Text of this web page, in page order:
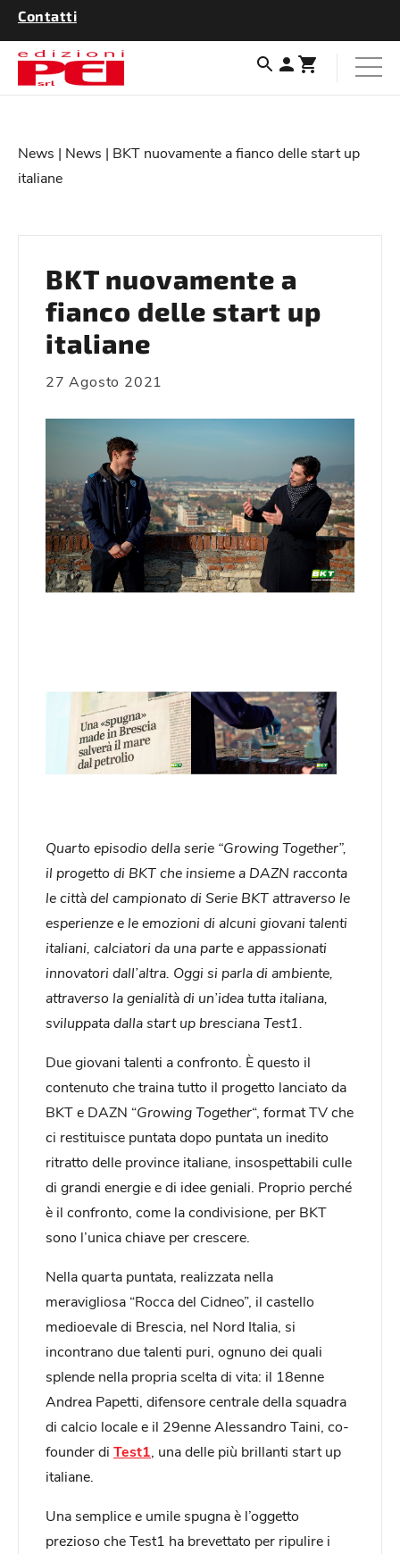
Contatti
News | News | BKT nuovamente a fianco delle start up
italiane
BKT nuovamente a
fianco delle start up
italiane
27 Agosto 2021
Quarto episodio della serie “Growing Together”,
il progetto di BKT che insieme a DAZN racconta
le città del campionato di Serie BKT attraverso le
esperienze e le emozioni di alcuni giovani talenti
italiani, calciatori da una parte e appassionati
innovatori dall’altra. Oggi si parla di ambiente,
attraverso la genialità di un’idea tutta italiana,
sviluppata dalla start up bresciana Test1.
Due giovani talenti a confronto. È questo il
contenuto che traina tutto il progetto lanciato da
BKT e DAZN “Growing Together“, format TV che
ci restituisce puntata dopo puntata un inedito
ritratto delle province italiane, insospettabili culle
di grandi energie e di idee geniali. Proprio perché
è il confronto, come la condivisione, per BKT
sono l’unica chiave per crescere.
Nella quarta puntata, realizzata nella
meravigliosa “Rocca del Cidneo”, il castello
medioevale di Brescia, nel Nord Italia, si
incontrano due talenti puri, ognuno dei quali
splende nella propria scelta di vita: il 18enne
Andrea Papetti, difensore centrale della squadra
di calcio locale e il 29enne Alessandro Taini, co-
founder di Test1 , una delle più brillanti start up
italiane.
Una semplice e umile spugna è l’oggetto
prezioso che Test1 ha brevettato per ripulire i